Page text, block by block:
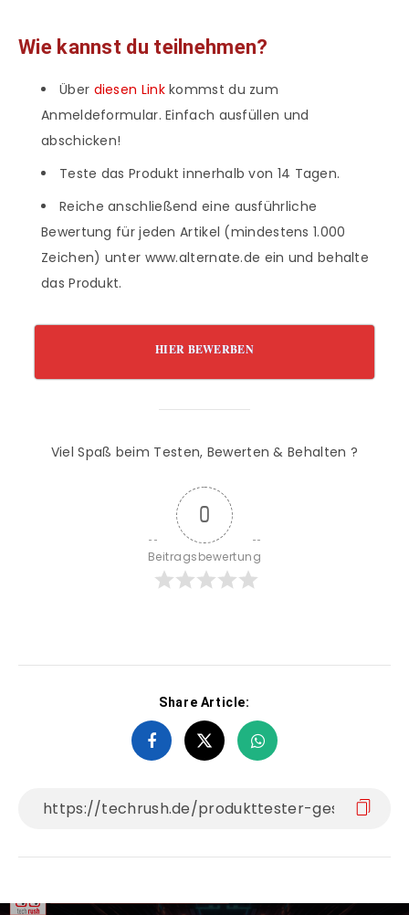
Wie kannst du teilnehmen?
Über diesen Linkkommst du zum
Anmeldeformular. Einfach ausfüllen und
abschicken!
Teste das Produkt innerhalb von 14 Tagen.
Reiche anschließend eine ausführliche
Bewertung für jeden Artikel (mindestens 1.000
Zeichen) unter www.alternate.de ein und behalte
das Produkt.
HIER BEWERBEN
Viel Spaß beim Testen, Bewerten & Behalten ?
0
Beitragsbewertung
Share Article: